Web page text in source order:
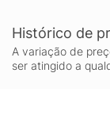
Histórico de
A variação de
ser atingido a